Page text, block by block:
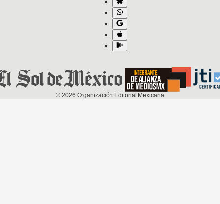
© 2026 Organización Editorial Mexicana